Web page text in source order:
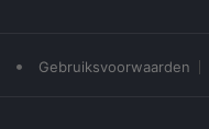
• Gebruiksvoorwaarden